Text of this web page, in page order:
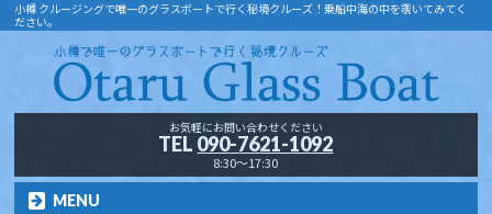
小樽 クルージングで唯一のグラスボートで行く秘境クルーズ！乗船中海の中を覗いてみてく
ださい。
お気軽にお問い合わせください
TEL 090-7621-1092
8:30～17:30
MENU